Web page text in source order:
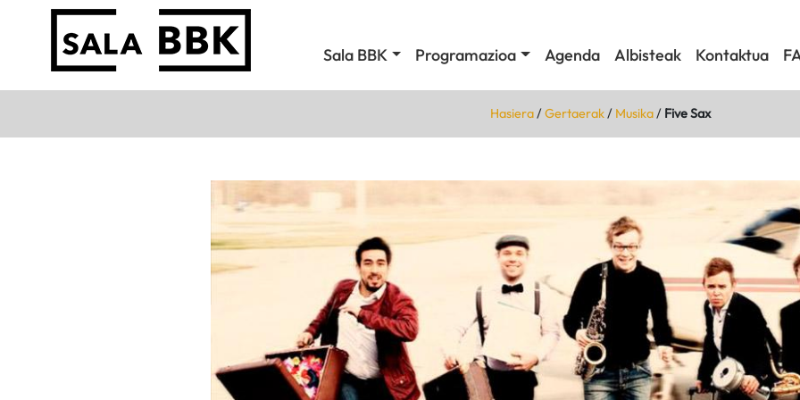
Sala BBK Programazioa Agenda Albisteak Kontaktua
Hasiera/Gertaerak/ Musika/ Five Sax